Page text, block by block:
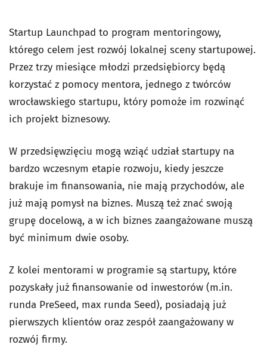
Startup Launchpad to program mentoringowy,
którego celem jest rozwój lokalnej sceny startupowej.
Przez trzy miesiące młodzi przedsiębiorcy będą
korzystać z pomocy mentora, jednego z twórców
wrocławskiego startupu, który pomoże im rozwinąć
ich projekt biznesowy.
W przedsięwzięciu mogą wziąć udział startupy na
bardzo wczesnym etapie rozwoju, kiedy jeszcze
brakuje im finansowania, nie mają przychodów, ale
już mają pomysł na biznes. Muszą też znać swoją
grupę docelową, a w ich biznes zaangażowane muszą
być minimum dwie osoby.
Z kolei mentorami w programie są startupy, które
pozyskały już finansowanie od inwestorów (m.in.
runda PreSeed, max runda Seed), posiadają już
pierwszych klientów oraz zespół zaangażowany w
rozwój firmy.